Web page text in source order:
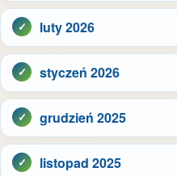
luty 2026
styczeń 2026
grudzień 2025
listopad 2025